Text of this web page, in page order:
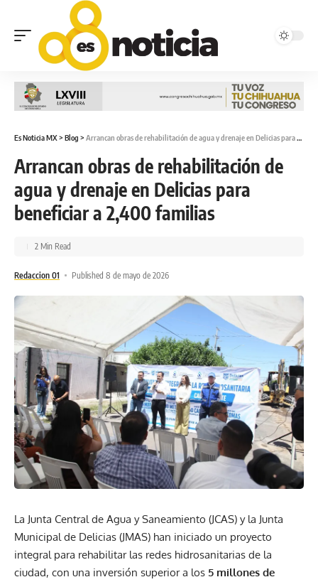
Es Noticia MX> Blog > Arrancan obras de rehabilitación de agua y drenaje en Delicias para beneficiar a 2,400 familias
Arrancan obras de rehabilitación de
agua y drenaje en Delicias para
beneficiar a 2,400 familias
Redaccion 01 Published 8 de mayo de 2026
2 Min Read
La Junta Central de Agua y Saneamiento (JCAS) y la Junta
Municipal de Delicias (JMAS) han iniciado un proyecto
integral para rehabilitar las redes hidrosanitarias de la
ciudad, con una inversión superior a los 5 millones de